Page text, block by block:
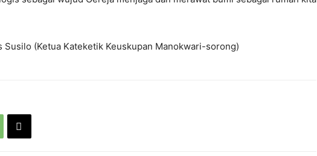
Susilo (Ketua Kateketik Keuskupan Manokwari-sorong)